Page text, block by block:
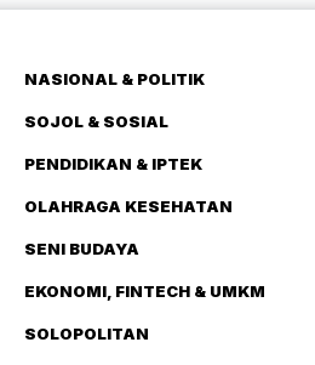
NASIONAL & POLITIK
SOJOL & SOSIAL
PENDIDIKAN & IPTEK
OLAHRAGA KESEHATAN
SENI BUDAYA
EKONOMI, FINTECH & UMKM
SOLOPOLITAN